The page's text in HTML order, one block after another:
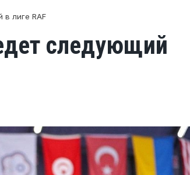
в лиге RAF
следующий